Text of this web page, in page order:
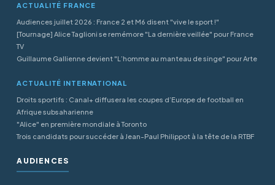
ACTUALITÉ FRANCE
Audiences juillet 2026 : France 2 et M6 disent "vive le sport !"
[Tournage] Alice Taglioni se remémore "La dernière veillée" pour France
TV
Guillaume Gallienne devient "L’homme au manteau de singe" pour Arte
ACTUALITÉ INTERNATIONAL
Droits sportifs : Canal+ diffusera les coupes d’Europe de football en
Afrique subsaharienne
"Alice" en première mondiale à Toronto
Trois candidats pour succéder à Jean-Paul Philippot à la tête de la RTBF
AUDIENCES